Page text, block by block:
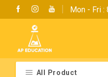
Mon - Fri :
All Product